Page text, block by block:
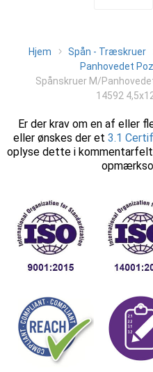
Hjem Spån - Træskruer
Panhovedet
Spånskruer M/
14592
Er der krav om en af eller
eller ønskes der et 3.1
oplyse dette i